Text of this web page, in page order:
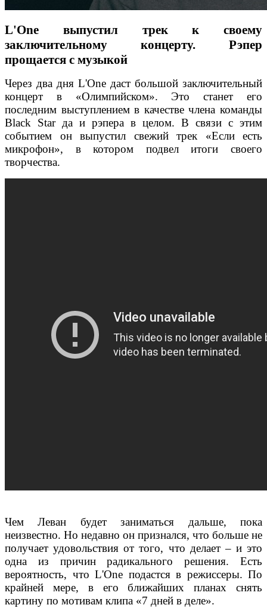
L'One выпустил трек к своему
заключительному концерту. Рэпер
прощается с музыкой
Через два дня L'One даст большой заключительный
концерт в «Олимпийском». Это станет его
последним выступлением в качестве члена команды
Black Star да и рэпера в целом. В связи с этим
событием он выпустил свежий трек «Если есть
микрофон», в котором подвел итоги своего
творчества.
Чем Леван будет заниматься дальше, пока
неизвестно. Но недавно он признался, что больше не
получает удовольствия от того, что делает – и это
одна из причин радикального решения. Есть
вероятность, что L'One подастся в режиссеры. По
крайней мере, в его ближайших планах снять
картину по мотивам клипа «7 дней в деле».